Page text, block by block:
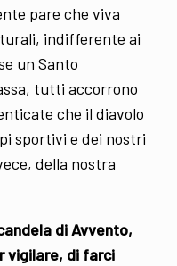
pare che viva
indifferente ai
un Santo
tutti accorrono
che il diavolo
sportivi e dei nostri
della nostra
di Avvento,
vigilare, di farci